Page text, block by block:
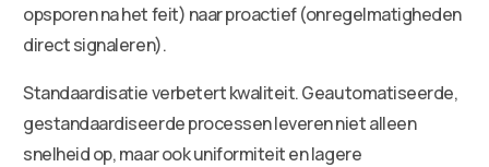
opsporen na het feit) naar proactief (onregelmatigheden
direct signaleren).
Standaardisatie verbetert kwaliteit. Geautomatiseerde,
gestandaardiseerde processen leveren niet alleen
snelheid op, maar ook uniformiteit en lagere